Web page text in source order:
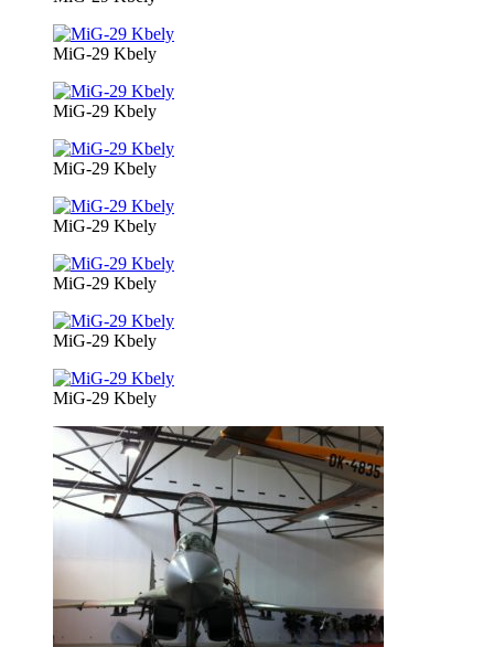
MiG-29 Kbely
MiG-29 Kbely
MiG-29 Kbely
MiG-29 Kbely
MiG-29 Kbely
MiG-29 Kbely
MiG-29 Kbely